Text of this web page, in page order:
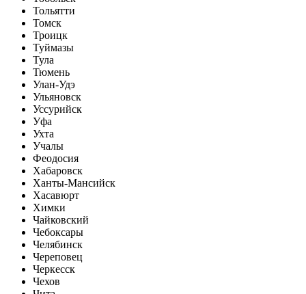
Тольятти
Томск
Троицк
Туймазы
Тула
Тюмень
Улан-Удэ
Ульяновск
Уссурийск
Уфа
Ухта
Учалы
Феодосия
Хабаровск
Ханты-Мансийск
Хасавюрт
Химки
Чайковский
Чебоксары
Челябинск
Череповец
Черкесск
Чехов